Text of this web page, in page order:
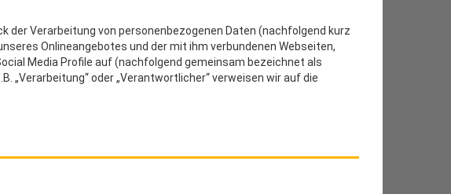
der Verarbeitung von personenbezogenen Daten (nachfolgend kurz
Onlineangebotes und der mit ihm verbundenen Webseiten,
Media Profile auf (nachfolgend gemeinsam bezeichnet als
„Verarbeitung“ oder „Verantwortlicher“ verweisen wir auf die